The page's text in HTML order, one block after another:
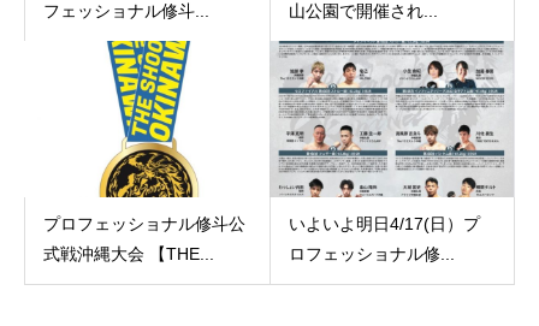
フェッショナル修斗...
山公園で開催され...
プロフェッショナル修斗公
式戦沖縄大会 【THE...
いよいよ明日4/17(日）プ
ロフェッショナル修...